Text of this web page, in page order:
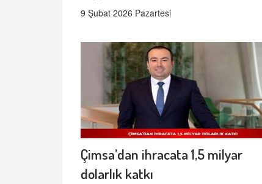
9 Şubat 2026 Pazartesi
Çimsa’dan ihracata 1,5 milyar
dolarlık katkı